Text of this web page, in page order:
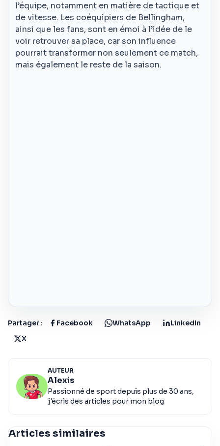
l’équipe, notamment en matière de tactique et
de vitesse. Les coéquipiers de Bellingham,
ainsi que les fans, sont en émoi à l’idée de le
voir retrouver sa place, car son influence
pourrait transformer non seulement ce match,
mais également le reste de la saison.
Partager : Facebook WhatsApp
LinkedIn
X
AUTEUR
Alexis
Passionné de sport depuis plus de 30 ans,
j'écris des articles pour mon blog
Articles similaires